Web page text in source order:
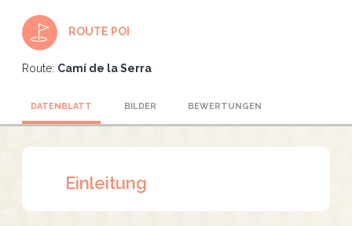
ROUTE POI
Route: Camí de la Serra
DATENBLATT BILDER BEWERTUNGEN
Einleitung